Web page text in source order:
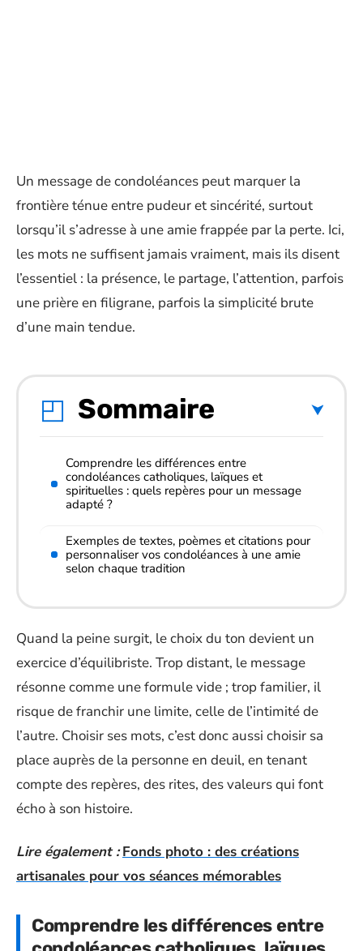
Un message de condoléances peut marquer la
frontière ténue entre pudeur et sincérité, surtout
lorsqu’il s’adresse à une amie frappée par la perte. Ici,
les mots ne suffisent jamais vraiment, mais ils disent
l’essentiel : la présence, le partage, l’attention, parfois
une prière en filigrane, parfois la simplicité brute
d’une main tendue.
Sommaire
Comprendre les différences entre
condoléances catholiques, laïques et
spirituelles : quels repères pour un message
adapté ?
Exemples de textes, poèmes et citations pour
personnaliser vos condoléances à une amie
selon chaque tradition
Quand la peine surgit, le choix du ton devient un
exercice d’équilibriste. Trop distant, le message
résonne comme une formule vide ; trop familier, il
risque de franchir une limite, celle de l’intimité de
l’autre. Choisir ses mots, c’est donc aussi choisir sa
place auprès de la personne en deuil, en tenant
compte des repères, des rites, des valeurs qui font
écho à son histoire.
Lire également : Fonds photo : des créations
artisanales pour vos séances mémorables
Comprendre les différences entre